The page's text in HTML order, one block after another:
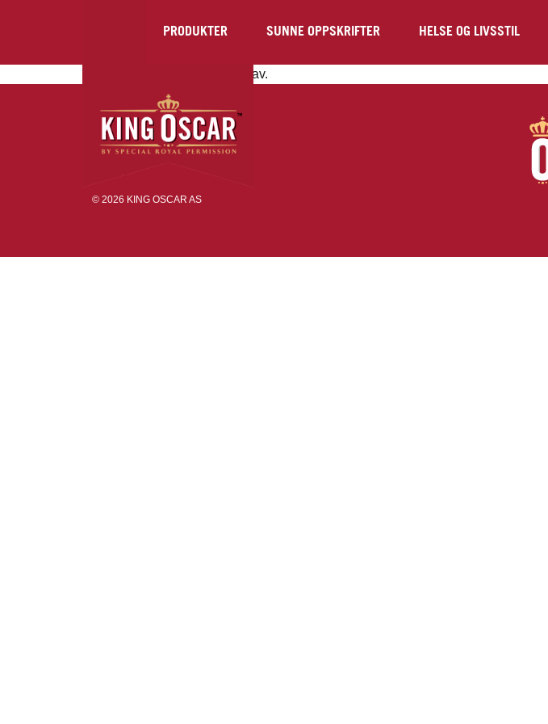
PRODUKTER SUNNE OPPSKRIFTER HELSE OG LIVSSTIL
Registrering er slått av.
Sidekart
Personvernerklæring
© 2026 KING OSCAR AS